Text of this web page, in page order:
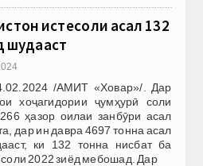
истеҳсоли асал 132
шудааст
/АМИТ «Ховар»/. Дар
хоҷагидории ҷумҳурӣ соли
ҳазор оилаи занбӯри асал
дар ин давра 4697 тонна асал
ки 132 тонна нисбат ба
2022 зиёд мебошад. Дар